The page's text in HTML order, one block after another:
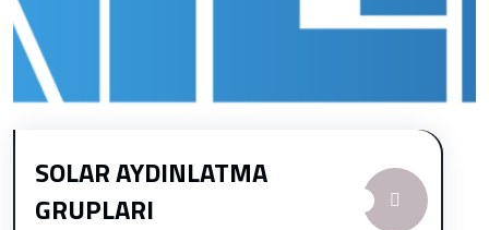
SOLAR AYDINLATMA
GRUPLARI